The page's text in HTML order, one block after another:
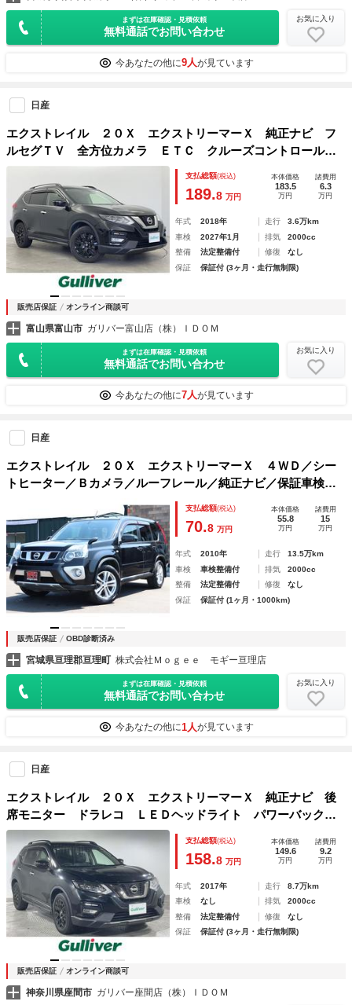
まずは在庫確認・見積依頼
無料通話でお問い合わせ
お気に入り
今あなたの他に9人が見ています
日産
エクストレイル ２０Ｘ エクストリーマーＸ 純正ナビ フ
ルセグＴＶ 全方位カメラ ＥＴＣ クルーズコントロール
衝突被害軽減システム アイドリングストップ レーンキープ
アシスト ダウンヒルアシスト ＬＥＤヘッドライト オート
ライト
支払総額(税込)
189.8 万円
本体価格
183.5
万円
諸費用
6.3
万円
年式 2018年 走行
3.6万km
車検
2027年1月 排気
2000cc
整備
法定整備付 修復
なし
保証
保証付 (3ヶ月・走行無制限)
販売店保証 オンライン商談可
富山県富山市 ガリバー富山店（株）ＩＤＯＭ
まずは在庫確認・見積依頼
無料通話でお問い合わせ
お気に入り
今あなたの他に7人が見ています
日産
エクストレイル ２０Ｘ エクストリーマーＸ ４ＷＤ／シー
トヒーター／Ｂカメラ／ルーフレール／純正ナビ／保証車検整
支払総額(税込)
70.8 万円
本体価格
55.8
万円
諸費用
15
万円
年式 2010年 走行
13.5万km
車検
車検整備付 排気
2000cc
整備
法定整備付 修復
なし
保証
保証付 (1ヶ月・1000km)
販売店保証 OBD診断済み
宮城県亘理郡亘理町 株式会社Ｍｏｇｅｅ モギー亘理店
まずは在庫確認・見積依頼
無料通話でお問い合わせ
お気に入り
今あなたの他に1人が見ています
日産
エクストレイル ２０Ｘ エクストリーマーＸ 純正ナビ 後
席モニター ドラレコ ＬＥＤヘッドライト パワーバックド
ア
支払総額(税込)
158.8 万円
本体価格
149.6
万円
諸費用
9.2
万円
年式 2017年 走行
8.7万km
車検
なし 排気
2000cc
整備
法定整備付 修復
なし
保証
保証付 (3ヶ月・走行無制限)
販売店保証 オンライン商談可
神奈川県座間市 ガリバー座間店（株）ＩＤＯＭ